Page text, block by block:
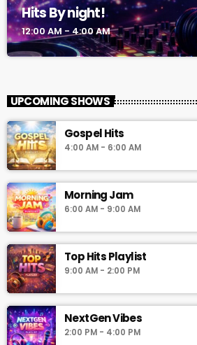
Hits By night!
12:00 AM - 4:00 AM
UPCOMING SHOWS
Gospel Hits
4:00 AM - 6:00 AM
Morning Jam
6:00 AM - 9:00 AM
Top Hits Playlist
9:00 AM - 2:00 PM
NextGen Vibes
2:00 PM - 4:00 PM